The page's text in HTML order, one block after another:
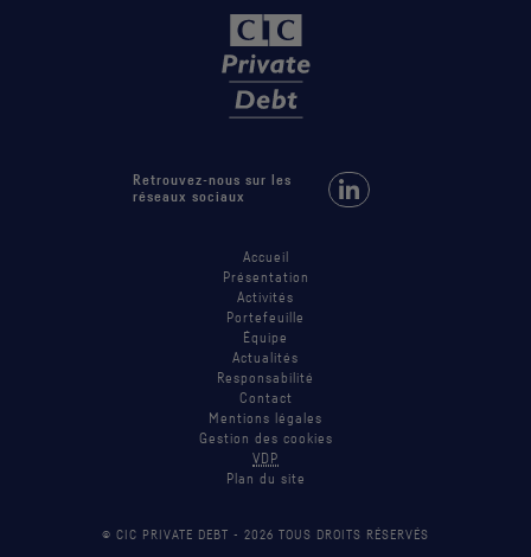
Retrouvez-nous sur les
réseaux sociaux
Retrouvez-nous sur LinkedIn
Accueil
Présentation
Activités
Portefeuille
Équipe
Actualités
Responsabilité
Contact
Mentions légales
Gestion des cookies
VDP
Plan du site
© CIC PRIVATE DEBT - 2026 TOUS DROITS RÉSERVÉS